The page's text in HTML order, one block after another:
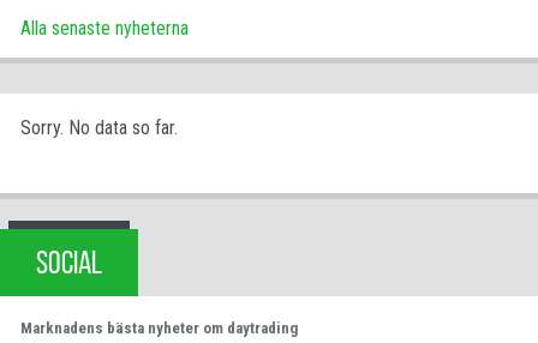
Alla senaste nyheterna
Sorry. No data so far.
SOCIAL
Marknadens bästa nyheter om daytrading